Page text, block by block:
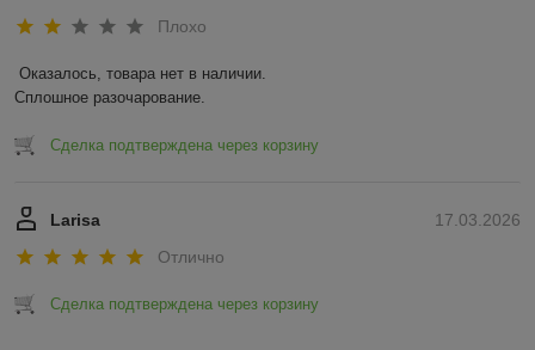
Плохо
Оказалось, товара нет в наличии.
Сплошное разочарование.
Сделка подтверждена через корзину
17.03.2026
Larisa
Отлично
Сделка подтверждена через корзину